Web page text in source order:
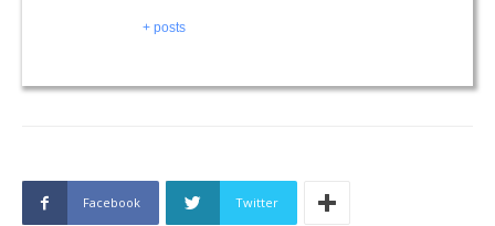
+ posts
Facebook Twitter